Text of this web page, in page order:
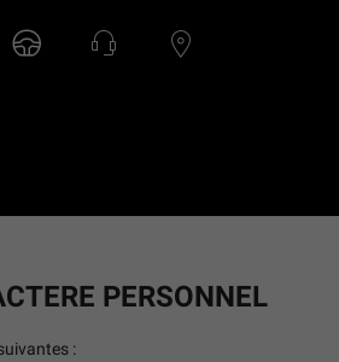
PERSONNEL
: